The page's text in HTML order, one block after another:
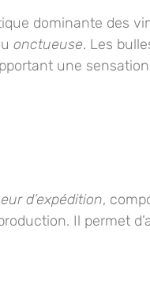
dominante des
onctueuse. Les
une
d’expédition,
Il permet d’